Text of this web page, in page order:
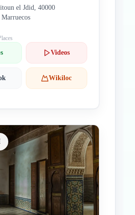
el Jdid, 40000
Videos
Wikiloc